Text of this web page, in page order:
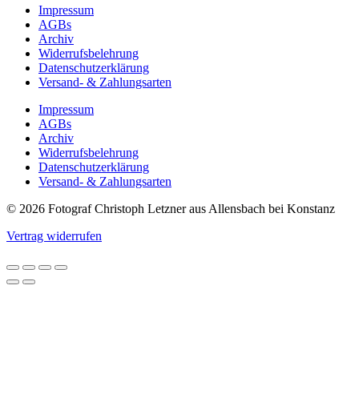
Impressum
AGBs
Archiv
Widerrufsbelehrung
Datenschutzerklärung
Versand- & Zahlungsarten
Impressum
AGBs
Archiv
Widerrufsbelehrung
Datenschutzerklärung
Versand- & Zahlungsarten
© 2026 Fotograf Christoph Letzner aus Allensbach bei Konstanz
Vertrag widerrufen